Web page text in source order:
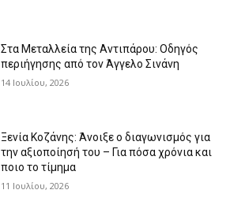
Στα Μεταλλεία της Αντιπάρου: Οδηγός
περιήγησης από τον Άγγελο Σινάνη
14 Ιουλίου, 2026
Ξενία Κοζάνης: Άνοιξε ο διαγωνισμός για
την αξιοποίησή του – Για πόσα χρόνια και
ποιο το τίμημα
11 Ιουλίου, 2026